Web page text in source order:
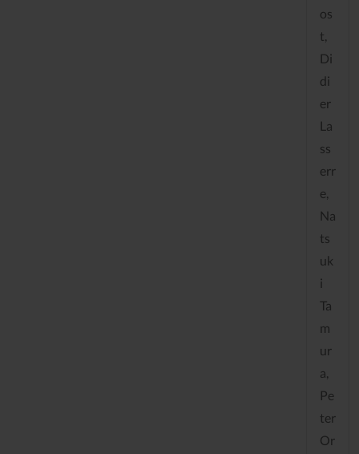
os
t,
Di
di
er
La
ss
err
e,
Na
ts
uk
i
Ta
m
ur
a,
Pe
ter
Or